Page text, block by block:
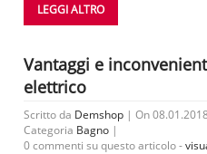
LEGGI ALTRO
Vantaggi e
elettrico
Scritto da Demshop | On
Categoria Bagno |
0 commenti su questo articolo -